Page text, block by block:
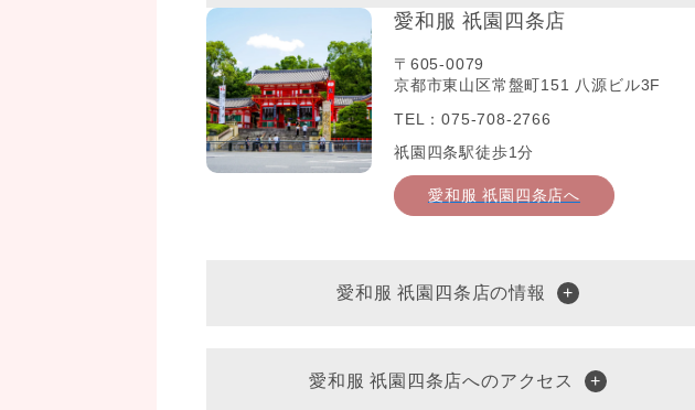
愛和服 祇園四条店
〒605-0079
京都市東山区常盤町151 八源ビル3F
TEL：075-708-2766
祇園四条駅徒歩1分
愛和服 祇園四条店へ
愛和服 祇園四条店の情報
愛和服 祇園四条店へのアクセス